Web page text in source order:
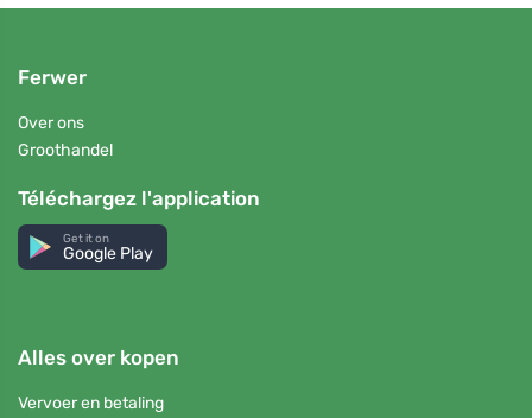
Ferwer
Over ons
Groothandel
Téléchargez l'application
Get it on
Google Play
Alles over kopen
Vervoer en betaling